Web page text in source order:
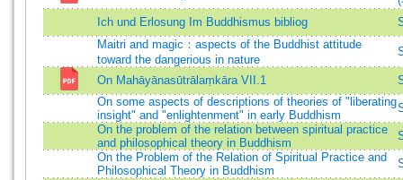
Ich und Erlosung Im Buddhismus bibliog
Maitri and magic：aspects of the Buddhist attitude
toward the dangerious in nature
On Mahāyānasūtrālaṃkāra VII.1
On some aspects of descriptions of theories of "liberating
insight" and "enlightenment" in early Buddhism
On the problem of the relation between spiritual practice
and philosophical theory in Buddhism
On the Problem of the Relation of Spiritual Practice and
Philosophical Theory in Buddhism